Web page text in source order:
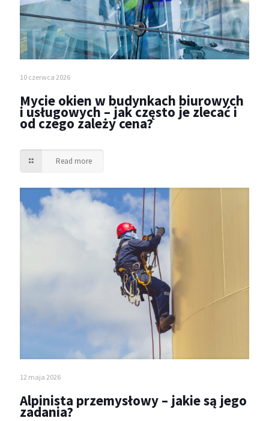
10 czerwca 2026
Mycie okien w budynkach biurowych
i usługowych – jak często je zlecać i
od czego zależy cena?
Read more
12 maja 2026
Alpinista przemysłowy – jakie są jego
zadania?